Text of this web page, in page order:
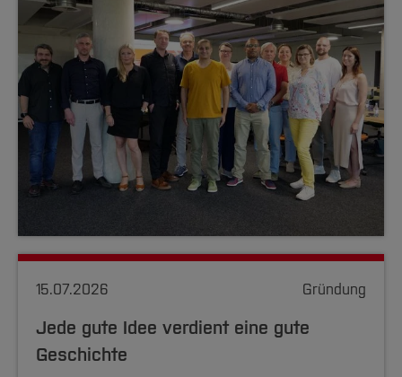
15.07.2026 Gründung
Jede gute Idee verdient eine gute
Geschichte